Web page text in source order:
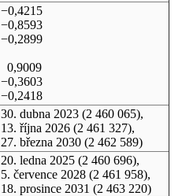
−0,4215
−0,8593
−0,2899
0,9009
−0,3603
−0,2418
30. dubna 2023(2 460 065),
13. října 2026(2 461 327),
27. března 2030(2 462 589)
20. ledna 2025(2 460 696),
5. července 2028(2 461 958),
18. prosince 2031 (2 463 220)